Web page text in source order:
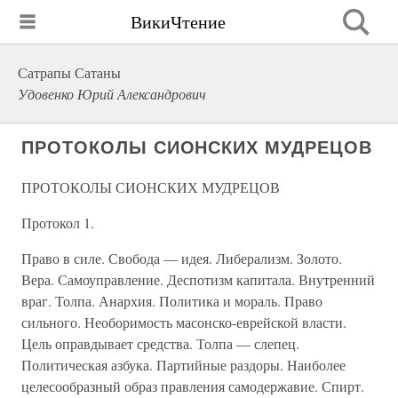
ВикиЧтение
Сатрапы Сатаны
Удовенко Юрий Александрович
ПРОТОКОЛЫ СИОНСКИХ МУДРЕЦОВ
ПРОТОКОЛЫ СИОНСКИХ МУДРЕЦОВ
Протокол 1.
Право в силе. Свобода — идея. Либерализм. Золото.
Вера. Самоуправление. Деспотизм капитала. Внутренний
враг. Толпа. Анархия. Политика и мораль. Право
сильного. Необоримость масонско-еврейской власти.
Цель оправдывает средства. Толпа — слепец.
Политическая азбука. Партийные раздоры. Наиболее
целесообразный образ правления самодержавие. Спирт.